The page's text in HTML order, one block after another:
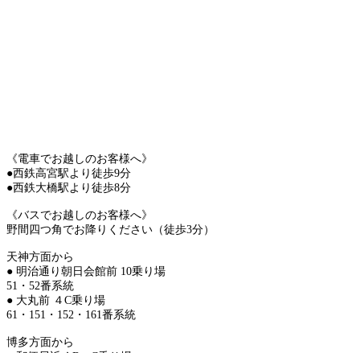
《電車でお越しのお客様へ》
●西鉄高宮駅より徒歩9分
●西鉄大橋駅より徒歩8分
《バスでお越しのお客様へ》
野間四つ角でお降りください（徒歩3分）
天神方面から
● 明治通り朝日会館前 10乗り場
51・52番系統
● 大丸前 ４C乗り場
61・151・152・161番系統
博多方面から